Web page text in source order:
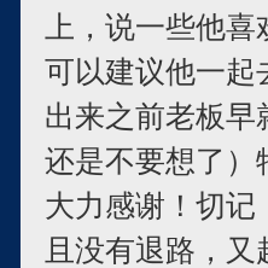
上，说一些他
可以建议他一起
出来之前老板早
还是不要想了）
大力感谢！切记
且没有退路，